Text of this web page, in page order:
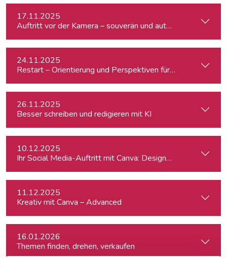
17.11.2025
Auftritt vor der Kamera – souverän und authentisch
24.11.2025
Restart – Orientierung und Perspektiven für Medienprofis
26.11.2025
Besser schreiben und redigieren mit KI
10.12.2025
Ihr Social Media-Auftritt mit Canva: Designs, die begeistern
11.12.2025
Kreativ mit Canva – Advanced
16.01.2026
Themen finden, drehen, verkaufen